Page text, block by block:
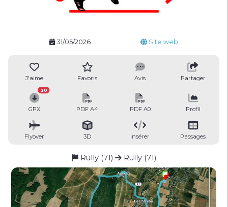
31/05/2026 Site web
J'aime Favoris Avis Partager
GPX
20
PDF A4 PDF A0 Profil
Flyover 3D Insérer Passages
Rully (71) Rully (71)